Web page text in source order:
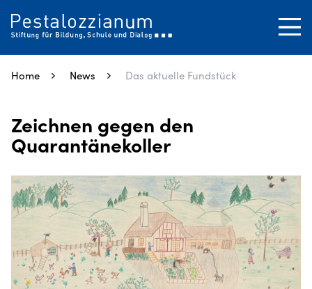
Close
Home News Das aktuelle Fundstück
Zeichnen gegen den
Quarantänekoller